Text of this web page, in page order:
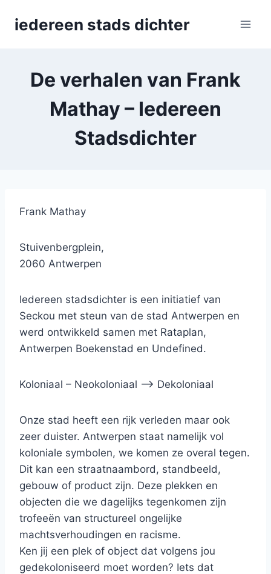
iedereen stads dichter
De verhalen van Frank
Mathay – Iedereen
Stadsdichter
Frank Mathay
Stuivenbergplein,
2060 Antwerpen
Iedereen stadsdichter is een initiatief van
Seckou met steun van de stad Antwerpen en
werd ontwikkeld samen met Rataplan,
Antwerpen Boekenstad en Undefined.
Koloniaal – Neokoloniaal –> Dekoloniaal
Onze stad heeft een rijk verleden maar ook
zeer duister. Antwerpen staat namelijk vol
koloniale symbolen, we komen ze overal tegen.
Dit kan een straatnaambord, standbeeld,
gebouw of product zijn. Deze plekken en
objecten die we dagelijks tegenkomen zijn
trofeeën van structureel ongelijke
machtsverhoudingen en racisme.
Ken jij een plek of object dat volgens jou
gedekoloniseerd moet worden? Iets dat